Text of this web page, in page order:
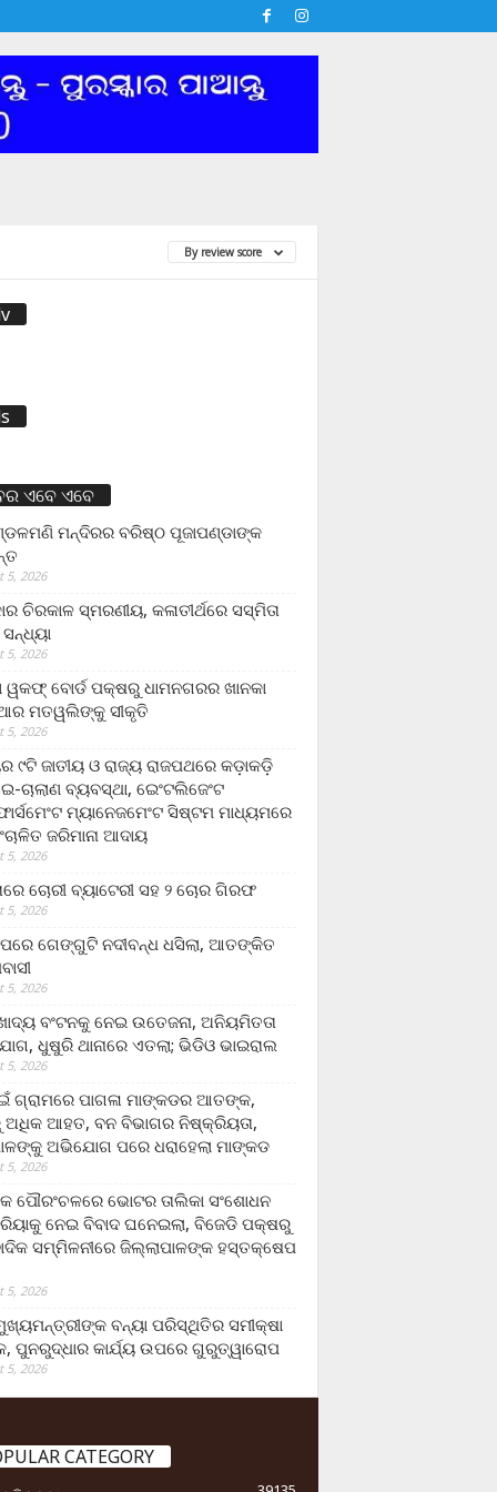
By review score
ଏବେ ଏବେ
ମନ୍ଦିରର ବରିଷ୍ଠ ପୂଜାପଣ୍ଡାଙ୍କ
5, 2026
ଚିରକାଳ ସ୍ମରଣୀୟ, କଳାତୀର୍ଥରେ ସସ୍ମିତା
5, 2026
ୱକଫ୍ ବୋର୍ଡ ପକ୍ଷରୁ ଧାମନଗରର ଖାନକା
ମତୱଲିଙ୍କୁ ସୀକୃତି
5, 2026
୯ଟି ଜାତୀୟ ଓ ରାଜ୍ୟ ରାଜପଥରେ କଡ଼ାକଡ଼ି
ଇ-ଚାଲାଣ ବ୍ୟବସ୍ଥା, ଇେଂଟଲିଜେଂଟ
ମ୍ୟାନେଜମେଂଟ ସିଷ୍ଟମ ମାଧ୍ୟମରେ
ଜରିମାନା ଆଦାୟ
5, 2026
ଚୋରୀ ବ୍ୟାଟେରୀ ସହ ୨ ଚୋର ଗିରଫ
5, 2026
ଗେଙ୍ଗୁଟି ନଦୀବନ୍ଧ ଧସିଲା, ଆତଙ୍କିତ
5, 2026
ବଂଟନକୁ ନେଇ ଉତେଜନା, ଅନିୟମିତତା
ଧୁଷୁରି ଥାନାରେ ଏତଲା; ଭିଡିଓ ଭାଇରାଲ
5, 2026
ଗ୍ରାମରେ ପାଗଳା ମାଙ୍କଡର ଆତଙ୍କ,
ଆହତ, ବନ ବିଭାଗର ନିଷ୍କ୍ରିୟତା,
ଅଭିଯୋଗ ପରେ ଧରାହେଲା ମାଙ୍କଡ
5, 2026
ପୌରଂଚଳରେ ଭୋଟର ତାଲିକା ସଂଶୋଧନ
ନେଇ ବିବାଦ ଘନେଇଲା, ବିଜେଡି ପକ୍ଷରୁ
ସମ୍ମିଳନୀରେ ଜିଲ୍ଲାପାଳଙ୍କ ହସ୍ତକ୍ଷେପ
5, 2026
ବନ୍ୟା ପରିସ୍ଥିତିର ସମୀକ୍ଷା
ପୁନରୁଦ୍ଧାର କାର୍ଯ୍ୟ ଉପରେ ଗୁରୁତ୍ୱାରୋପ
5, 2026
CATEGORY